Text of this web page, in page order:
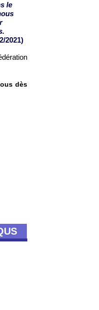
le
2021)
dès